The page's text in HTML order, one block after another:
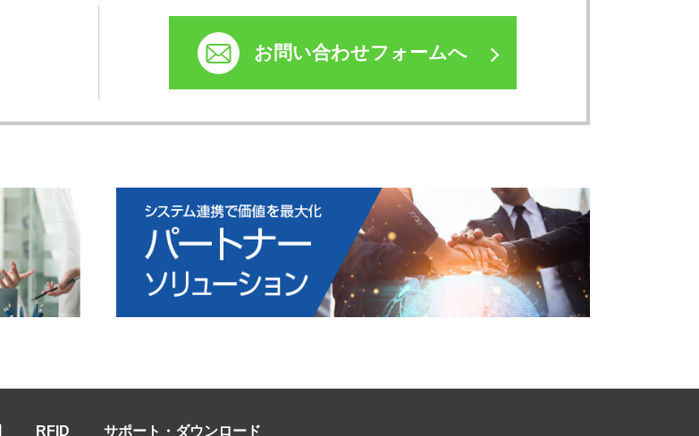
お問い合わせフォームへ
RFID サポート・ダウンロード